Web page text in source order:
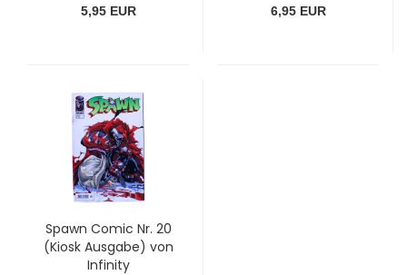
5,95 EUR 6,95 EUR
Spawn Comic Nr. 20
(Kiosk Ausgabe) von
Infinity